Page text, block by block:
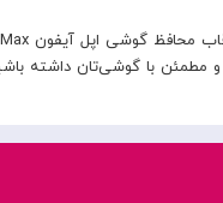
با گوشی‌تان داشته باشید.